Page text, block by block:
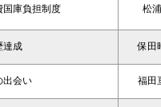
国庫負担制度 松
達成 保田
出会い 福田